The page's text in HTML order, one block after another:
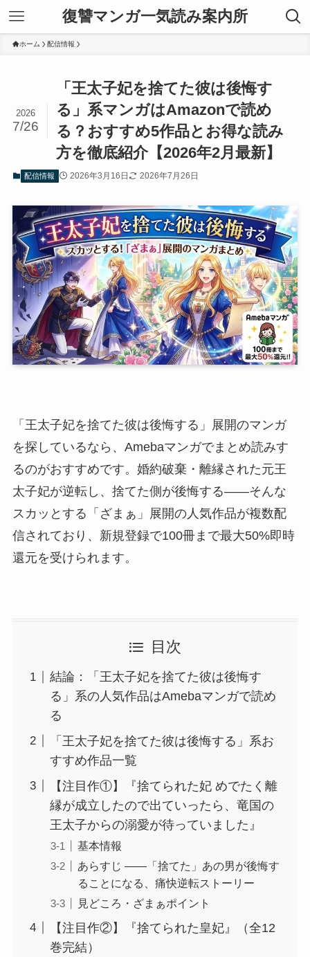
復讐マンガ一気読み案内所
ホーム 配信情報
「王太子妃を捨てた彼は後悔す
る」系マンガはAmazonで読め
る？おすすめ5作品とお得な読み
方を徹底紹介【2026年2月最新】
2026
7/26
配信情報 2026年3月16日 2026年7月26日
「王太子妃を捨てた彼は後悔する」展開のマンガ
を探しているなら、Amebaマンガでまとめ読みす
るのがおすすめです。婚約破棄・離縁された元王
太子妃が逆転し、捨てた側が後悔する——そんな
スカッとする「ざまぁ」展開の人気作品が複数配
信されており、新規登録で100冊まで最大50%即時
還元を受けられます。
目次
結論：「王太子妃を捨てた彼は後悔す
る」系の人気作品はAmebaマンガで読め
る
「王太子妃を捨てた彼は後悔する」系お
すすめ作品一覧
【注目作①】『捨てられた妃 めでたく離
縁が成立したので出ていったら、竜国の
王太子からの溺愛が待っていました』
基本情報
あらすじ ——「捨てた」あの男が後悔す
ることになる、痛快逆転ストーリー
見どころ・ざまぁポイント
【注目作②】『捨てられた皇妃』（全12
巻完結）